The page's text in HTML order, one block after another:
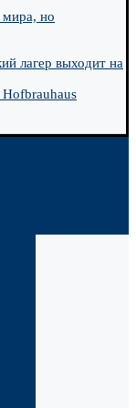
но
лагер выходит на